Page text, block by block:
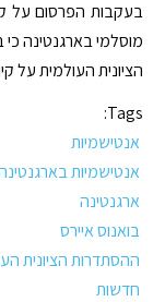
בעקבות הפרסום על
מוסלמי בארגנטינה
הציונית העולמית על
Tags:
אנטישמיות
אנטישמיות
ארגנטינה
בואנוס איירס
ההסתדרות הציונית
חדשות